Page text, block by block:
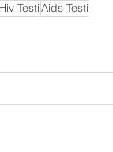
Hiv TestiAids Testi